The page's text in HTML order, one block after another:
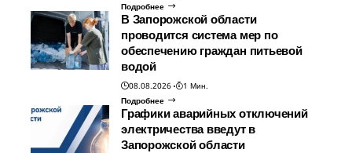
Подробнее
В Запорожской области
проводится система мер по
обеспечению граждан питьевой
водой
08.08.2026
1 Мин.
Подробнее
Графики аварийных отключений
электричества введут в
Запорожской области